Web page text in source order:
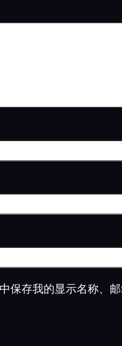
保存我的显示名称、